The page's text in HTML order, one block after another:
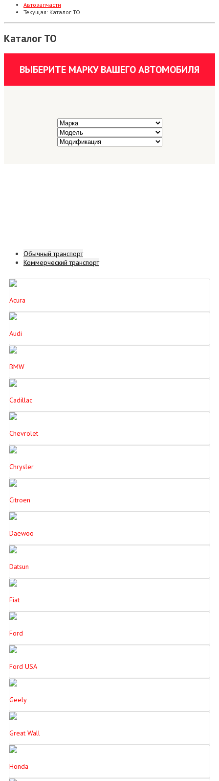
Автозапчасти
Текущая: Каталог ТО
Каталог ТО
ВЫБЕРИТЕ МАРКУ ВАШЕГО АВТОМОБИЛЯ
Обычный транспорт
Коммерческий транспорт
Acura
Audi
BMW
Cadillac
Chevrolet
Chrysler
Citroen
Daewoo
Datsun
Fiat
Ford
Ford USA
Geely
Great Wall
Honda